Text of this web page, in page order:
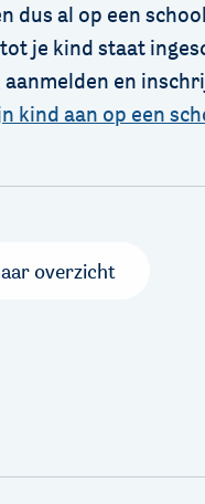
dus al op een
je kind staat
en
kind aan op een
overzicht